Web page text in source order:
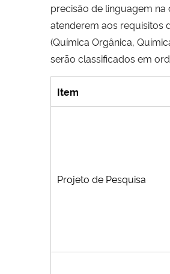
precisão de linguagem
atenderem aos requisitos
(Química Orgânica,
serão classificados em
Item
Projeto de Pesquisa